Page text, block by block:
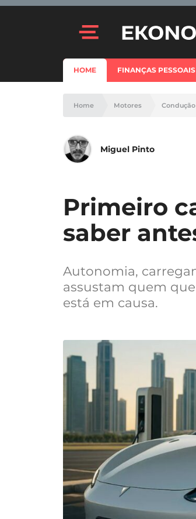
HOME FINANÇAS PESSOAIS
Home Motores Condução
Miguel Pinto
Primeiro
saber
Autonomia,
assustam quem
está em causa.